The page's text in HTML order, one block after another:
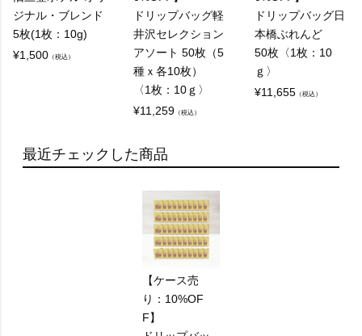
ジナル・ブレンド
5枚(1枚：10g)
¥1,500 （税込）
ドリップバッグ軽
井沢セレクション
アソート 50枚（5
種ｘ各10枚）
〈1枚：10ｇ〉
¥11,259 （税込）
ドリップバッグ日
本橋ぶれんど
50枚〈1枚：10
ｇ〉
¥11,655（税込）
最近チェックした商品
【ケース売
り：10%OF
F】